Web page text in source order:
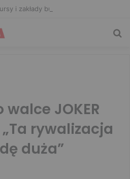
JOKER
„Ta rywalizacja
duża”